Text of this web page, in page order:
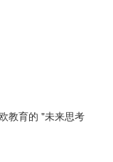
教育的 "未来思考